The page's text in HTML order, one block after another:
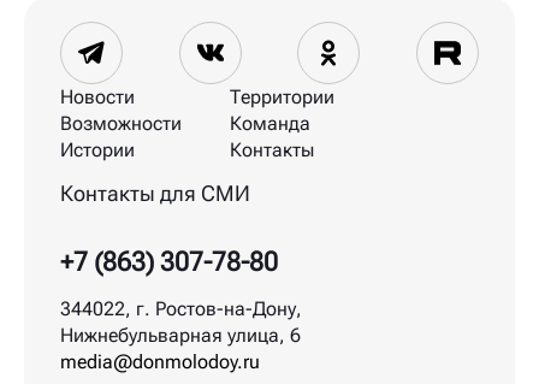
Контакты для СМИ
+7 (863) 307-78-80
344022, г. Ростов-на-Дону,
Нижнебульварная улица, 6
media@donmolodoy.ru
Новости
Возможности
Истории
Территории
Команда
Контакты